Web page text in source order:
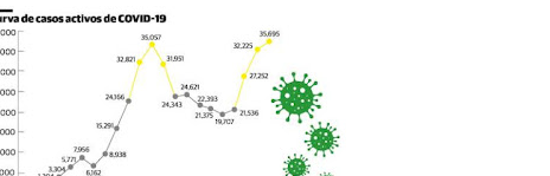
Complementario gobierno endeuda país con
de hombres